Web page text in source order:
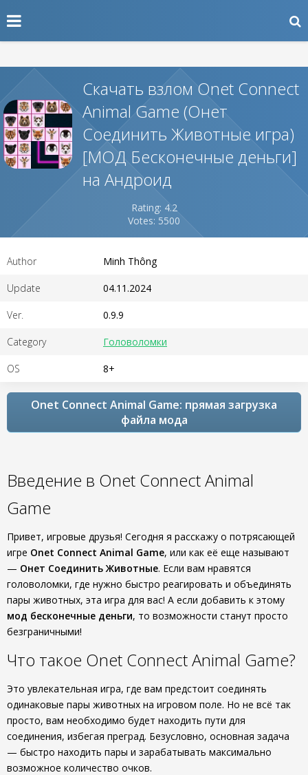
Скачать взлом Onet Connect
Animal Game (Онет
Соединить Животные игра)
[МОД Бесконечные деньги]
на Андроид
Rating: 4.2
Votes: 5500
Author Minh Thông
Update 04.11.2024
Ver. 0.9.9
Category Головоломки
OS 8+
Onet Connect Animal Game: прямая загрузка
файла мода
Введение в Onet Connect Animal
Game
Привет, игровые друзья! Сегодня я расскажу о потрясающей
игре Onet Connect Animal Game, или как её еще называют
— Онет Соединить Животные. Если вам нравятся
головоломки, где нужно быстро реагировать и объединять
пары животных, эта игра для вас! А если добавить к этому
мод бесконечные деньги, то возможности станут просто
безграничными!
Что такое Onet Connect Animal Game?
Это увлекательная игра, где вам предстоит соединять
одинаковые пары животных на игровом поле. Но не всё так
просто, вам необходимо будет находить пути для
соединения, избегая преград. Безусловно, основная задача
— быстро находить пары и зарабатывать максимально
возможное количество очков.